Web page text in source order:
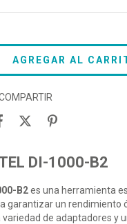
DI-1000-B2
B2es una herramienta
garantizar un rendimiento
de adaptadores y